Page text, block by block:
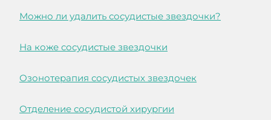
Можно ли удалить сосудистые звездочки?
На коже сосудистые звездочки
Озонотерапия сосудистых звездочек
Отделение сосудистой хирургии